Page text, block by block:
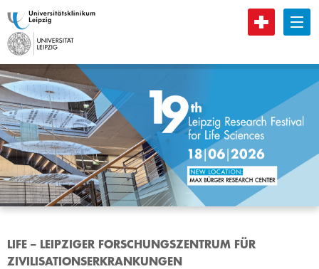
B
LIFE – LEIPZIGER FORSCHUNGSZENTRUM FÜR
ZIVILISATIONSERKRANKUNGEN